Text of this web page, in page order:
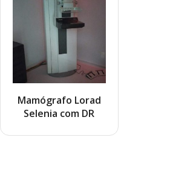
Mamógrafo Lorad
Selenia com DR